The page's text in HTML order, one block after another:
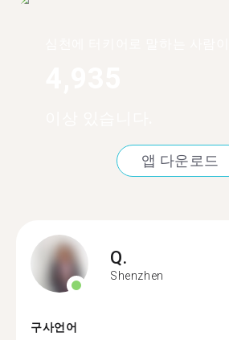
앱 다운로드
Q.
Shenzhen
구사언어